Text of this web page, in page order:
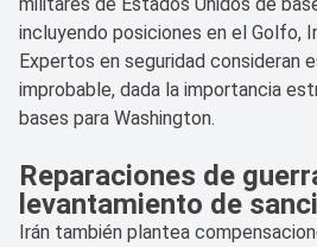
incluyendo posiciones en el Golfo,
Expertos en seguridad consideran
improbable, dada la importancia
bases para Washington.
Reparaciones de
levantamiento de
Irán también plantea